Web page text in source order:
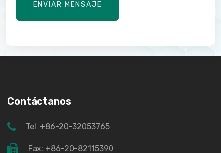
ENVIAR MENSAJE
Contáctanos
Tel: +86-20-32053765
Fax: +86-20-82115390